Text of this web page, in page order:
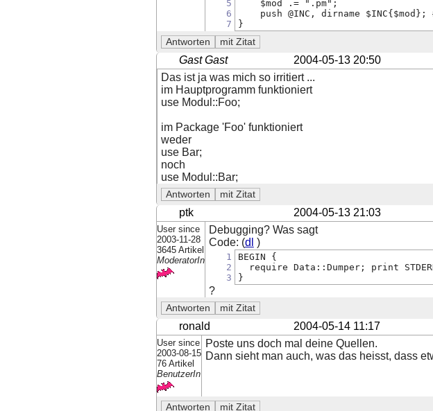
5
6
7
    $mod .= ".pm";
push @INC, dirname $INC{$mod};
}
Gast Gast
2004-05-13 20:50
Das ist ja was mich so irritiert ...
im Hauptprogramm funktioniert
use Modul::Foo;
im Package 'Foo' funktioniert
weder
use Bar;
noch
use Modul::Bar;
ptk 2004-05-13 21:03
User since
2003-11-28
3645 Artikel
ModeratorIn
Debugging? Was sagt
Code: (dl )
1
2
3
BEGIN {
require Data::Dumper; print
}
?
ronald 2004-05-14 11:17
User since
2003-08-15
76 Artikel
BenutzerIn
Poste uns doch mal deine Quellen.
Dann sieht man auch, was das heisst, dass